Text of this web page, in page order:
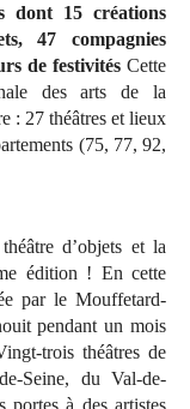
dont 15 créations
47 compagnies
de festivitésCette
des arts de la
: 27 théâtres et lieux
(75, 77, 92,
d’objets et la
édition ! En cette
par le Mouffetard-
pendant un mois
trois théâtres de
Seine, du Val-de-
portes à des artistes